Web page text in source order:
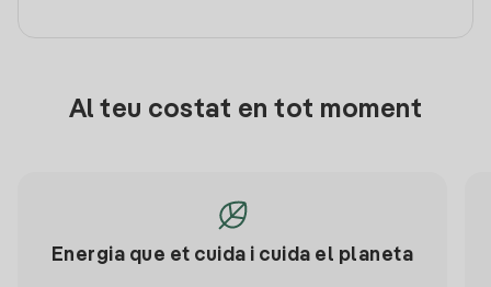
Al teu costat en tot moment
Energia que et cuida i cuida el planeta